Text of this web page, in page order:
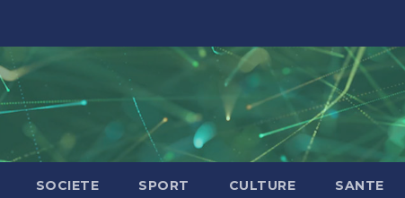
SOCIETE SPORT CULTURE SANTE